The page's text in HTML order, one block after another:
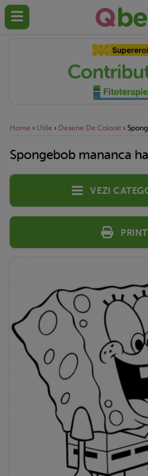
Home › Utile › Desene De Colorat ›
Spongebob mananca
Vezi